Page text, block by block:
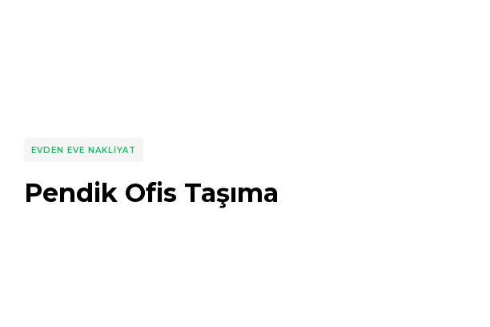
EVDEN EVE NAKLIYAT
Pendik Ofis Taşıma